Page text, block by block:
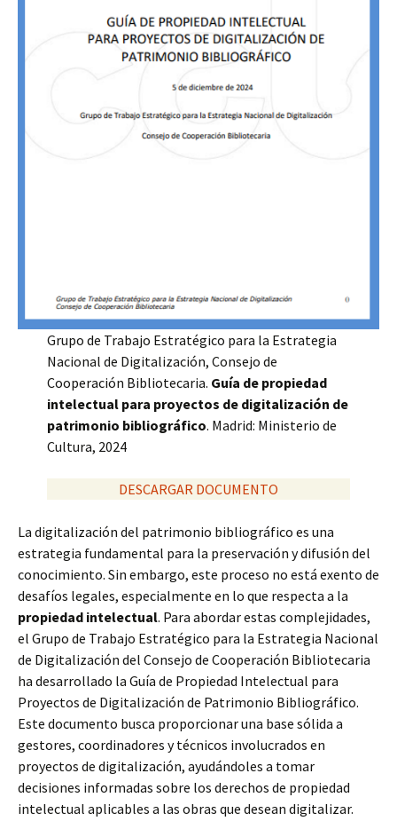
Grupo de Trabajo Estratégico para la Estrategia
Nacional de Digitalización, Consejo de
Cooperación Bibliotecaria. Guía de propiedad
intelectual para proyectos de digitalización de
patrimonio bibliográfico. Madrid: Ministerio de
Cultura, 2024
DESCARGAR DOCUMENTO
La digitalización del patrimonio bibliográfico es una
estrategia fundamental para la preservación y difusión del
conocimiento. Sin embargo, este proceso no está exento de
desafíos legales, especialmente en lo que respecta a la
propiedad intelectual. Para abordar estas complejidades,
el Grupo de Trabajo Estratégico para la Estrategia Nacional
de Digitalización del Consejo de Cooperación Bibliotecaria
ha desarrollado la Guía de Propiedad Intelectual para
Proyectos de Digitalización de Patrimonio Bibliográfico.
Este documento busca proporcionar una base sólida a
gestores, coordinadores y técnicos involucrados en
proyectos de digitalización, ayudándoles a tomar
decisiones informadas sobre los derechos de propiedad
intelectual aplicables a las obras que desean digitalizar.